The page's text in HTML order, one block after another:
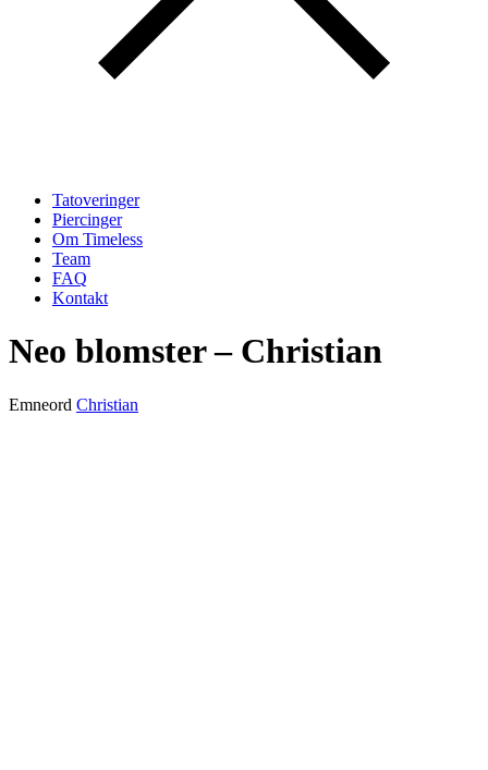
Tatoveringer
Piercinger
Om Timeless
Team
FAQ
Kontakt
Neo blomster – Christian
Emneord Christian